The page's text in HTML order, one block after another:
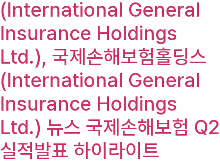
(International General
Insurance Holdings
Ltd.), 국제손해보험홀딩스
(International General
Insurance Holdings
Ltd.) 뉴스 국제손해보험 Q2
실적발표 하이라이트